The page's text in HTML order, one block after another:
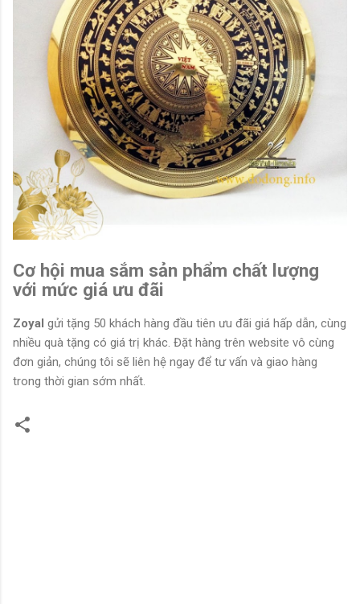
Cơ hội mua sắm sản phẩm chất lượng
với mức giá ưu đãi
Zoyal gửi tặng 50 khách hàng đầu tiên ưu đãi giá hấp dẫn, cùng
nhiều quà tặng có giá trị khác. Đặt hàng trên website vô cùng
đơn giản, chúng tôi sẽ liên hệ ngay để tư vấn và giao hàng
trong thời gian sớm nhất.